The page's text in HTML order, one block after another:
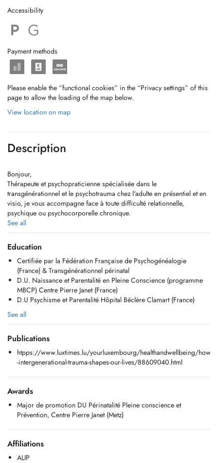
Accessibility
Payment methods
Please enable the “functional cookies” in the “Privacy settings” of this
page to allow the loading of the map below.
View location on map
Description
Bonjour,
Thérapeute et psychopraticienne spécialisée dans le
transgénérationnel et le psychotrauma chez l'adulte en présentiel et en
visio, je vous accompagne face à toute difficulté relationnelle,
psychique ou psychocorporelle chronique.
Motifs: physiques (notamment ORL/digestif/cutané), psychiques
(surtout troubles anxieux/dépressifs/obsessionnels/stress post
traumatique), relationnels (parents-bébé-jeune enfant, couple parental)
Infirmière pédiatrique et Accompagnante périnatale du projet bébé
aux 1ères années de vie de l'enfant, programme Naissance et
Parentalité en Pleine Conscience réalisé en présentiel ou visio.
Public: Adulte, couple parental ou en devenir, parent-bébé et jeune
enfant.
Suivi thérapeutique en travail collaboratif (intra et extra-hospitalier).
Certifiée par la Fédération Française de Psychogénéalogie
Transgénérationnel périnatal
D.U. Naissance et Parentalité en Pleine Conscience (programme
MBCP)
D.U Psychisme et Périnatalité
Réflexologie émotionnelle de libération des mémoires familiales de
vie intra-utérines et de naissance, périnatale et bébé affective
Massage "Phoenix" pour adulte post-thérapie ou post-
Deuil périnatal (parent et enfant)
See all
Education
Certifiée par la Fédération Française de Psychogénéalogie
(France) & Transgénérationnel périnatal
D.U. Naissance et Parentalité en Pleine Conscience (programme
MBCP) Centre Pierre Janet (France)
D.U Psychisme et Parentalité Hôpital Béclère Clamart (France)
See all
Publications
htpps://www.luxtimes.lu/yourluxembourg/healthandwellbeing/how
-intergenerational-trauma-shapes-our-lives/88609040.html
Awards
Major de promotion DU Périnatalité Pleine conscience et
Prévention, Centre Pierre Janet (Metz)
Affiliations
ALIP